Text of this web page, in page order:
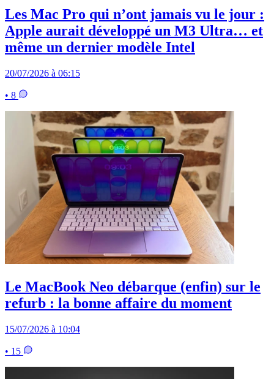
Les Mac Pro qui n’ont jamais vu le jour :
Apple aurait développé un M3 Ultra… et
même un dernier modèle Intel
20/07/2026 à 06:15
• 8
Le MacBook Neo débarque (enfin) sur le
refurb : la bonne affaire du moment
15/07/2026 à 10:04
• 15